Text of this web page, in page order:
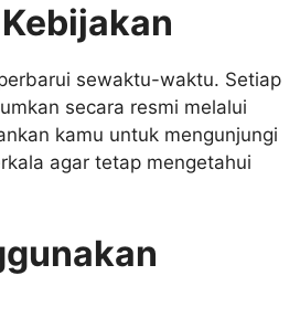
sewaktu-waktu. Setiap
secara resmi melalui
kamu untuk mengunjungi
agar tetap mengetahui